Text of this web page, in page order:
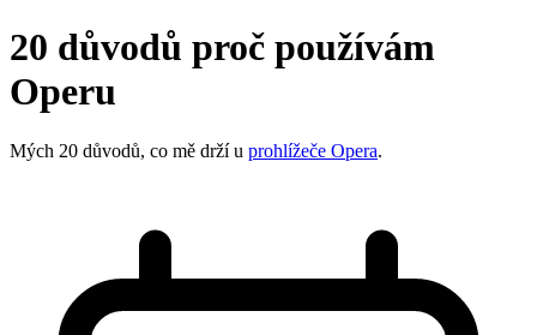
20 důvodů proč používám
Operu
Mých 20 důvodů, co mě drží u prohlížeče Opera.